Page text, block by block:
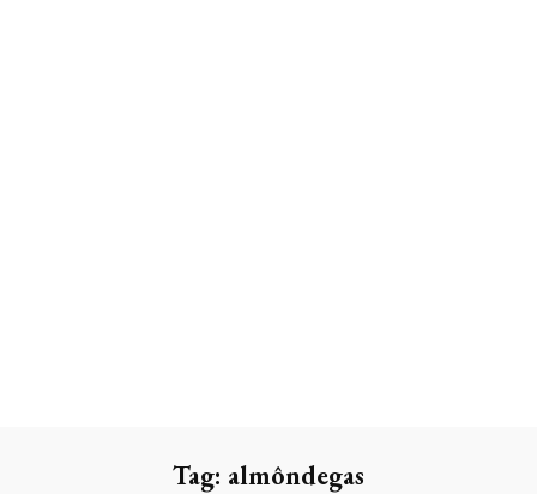
Tag: almôndegas